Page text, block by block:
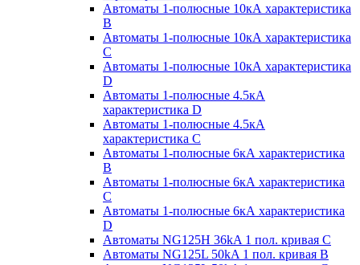
Автоматы 1-полюсные 10кА характеристика
B
Автоматы 1-полюсные 10кА характеристика
C
Автоматы 1-полюсные 10кА характеристика
D
Автоматы 1-полюсные 4.5кА
характеристика D
Автоматы 1-полюсные 4.5кА
характеристика С
Автоматы 1-полюсные 6кА характеристика
B
Автоматы 1-полюсные 6кА характеристика
C
Автоматы 1-полюсные 6кА характеристика
D
Автоматы NG125H 36kA 1 пол. кривая C
Автоматы NG125L 50kA 1 пол. кривая B